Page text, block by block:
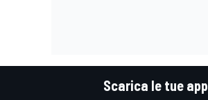
Scarica le tue app